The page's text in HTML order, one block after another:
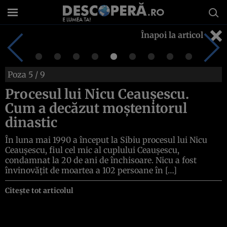
Înapoi la articol
Poza 5 / 9
Procesul lui Nicu Ceauşescu.
Cum a decăzut moştenitorul
dinastic
În luna mai 1990 a început la Sibiu procesul lui Nicu
Ceauşescu, fiul cel mic al cuplului Ceauşescu,
condamnat la 20 de ani de închisoare. Nicu a fost
învinovăţit de moartea a 102 persoane în […]
Citește tot articolul